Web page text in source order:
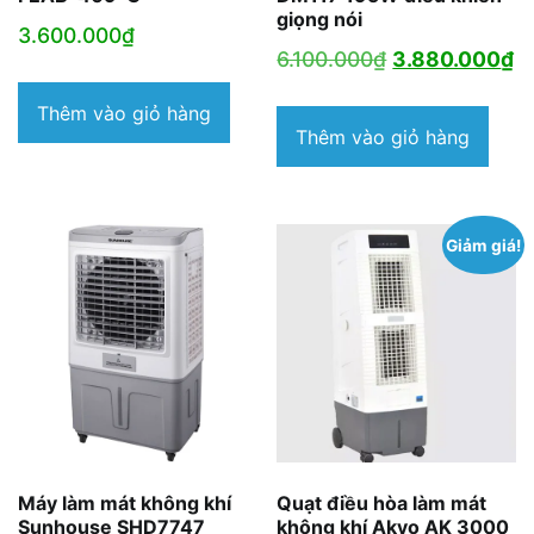
3.600.000₫
Thêm vào giỏ hàng
giọng nói
6.100.000₫ Giá
là:
6.100.000₫.
3.880.000₫
Thêm vào giỏ hàng
Máy làm mát không khí
Sunhouse SHD7747
Giảm giá!
Quạt điều hòa làm mát
không khí Akyo AK 3000